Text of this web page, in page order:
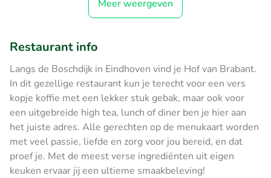
Meer weergeven
Restaurant info
Langs de Boschdijk in Eindhoven vind je Hof van Brabant.
In dit gezellige restaurant kun je terecht voor een vers
kopje koffie met een lekker stuk gebak, maar ook voor
een uitgebreide high tea, lunch of diner ben je hier aan
het juiste adres. Alle gerechten op de menukaart worden
met veel passie, liefde en zorg voor jou bereid, en dat
proef je. Met de meest verse ingrediënten uit eigen
keuken ervaar jij een ultieme smaakbeleving!